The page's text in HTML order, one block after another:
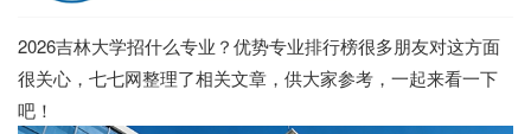
2026吉林大学招什么专业？优势专业排行榜很多朋友对这方面
很关心，七七网整理了相关文章，供大家参考，一起来看一下
吧！